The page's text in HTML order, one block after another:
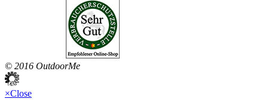
© 2016 OutdoorMe
×Close